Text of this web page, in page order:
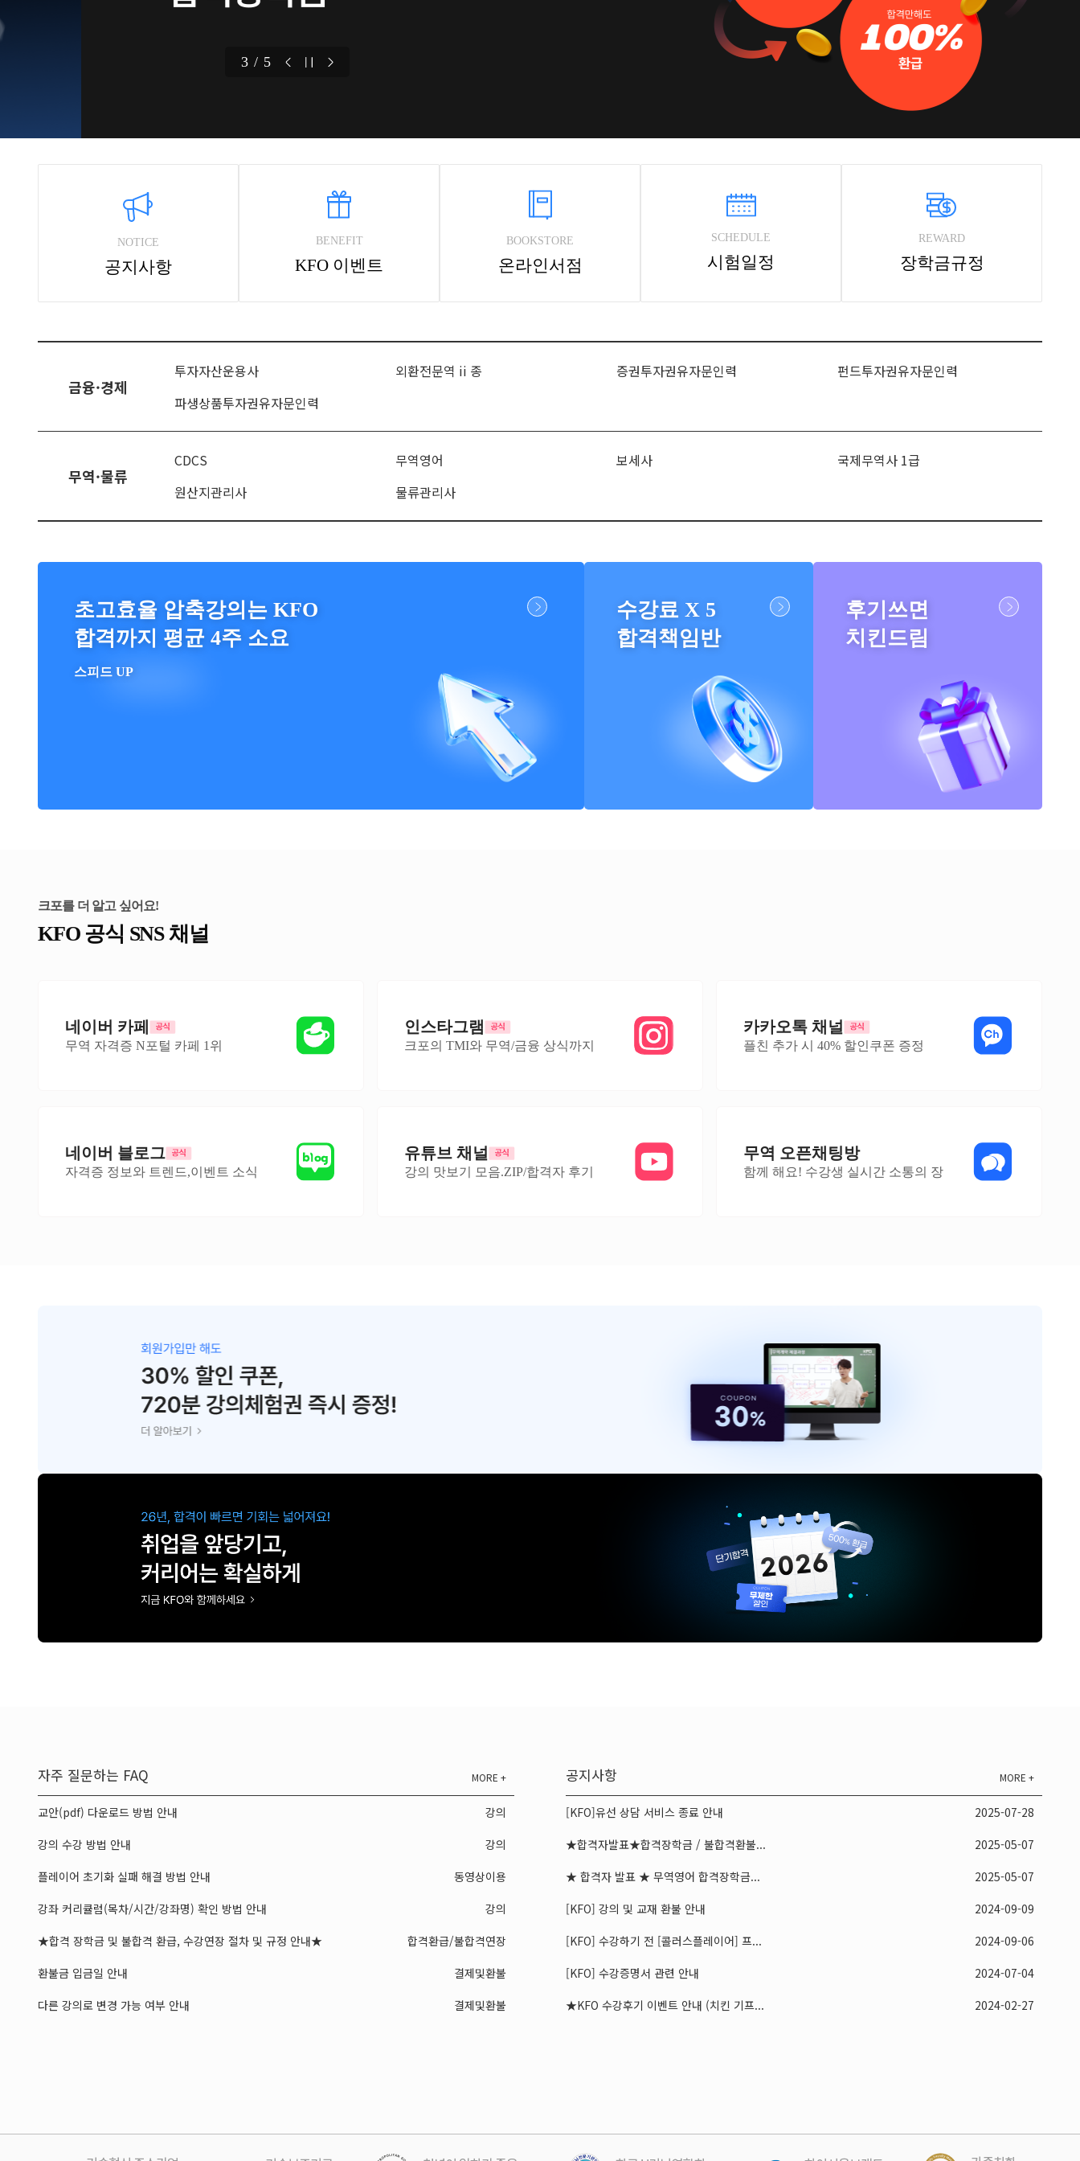
4 / 5
NOTICE
공지사항
BENEFIT
KFO 이벤트
BOOKSTORE
온라인서점
SCHEDULE
시험일정
REWARD
장학금규정
금융·경제
투자자산운용사 외환전문역 ii 종 증권투자권유자문인력
펀드투자권유자문인력
파생상품투자권유자문인력
무역·물류
CDCS 무역영어 보세사
국제무역사 1급
원산지관리사
물류관리사
초고효율 압축강의는 KFO
합격까지 평균 4주 소요
스피드 UP
수강료 X 5
합격책임반
후기쓰면
치킨드림
크포를 더 알고 싶어요!
KFO 공식 SNS 채널
네이버 카페
무역 자격증 N포털 카페 1위
인스타그램
크포의 TMI와 무역/금융 상식까지
카카오톡 채널
플친 추가 시 40% 할인쿠폰 증정
네이버 블로그
자격증 정보와 트렌드,이벤트 소식
유튜브 채널
강의 맛보기 모음.ZIP/합격자 후기
무역 오픈채팅방
함께 해요! 수강생 실시간 소통의 장
자주 질문하는 FAQ MORE +
교안(pdf) 다운로드 방법 안내
강의
강의 수강 방법 안내
강의
플레이어 초기화 실패 해결 방법 안내
동영상이용
강좌 커리큘럼(목차/시간/강좌명) 확인 방법 안내
강의
★합격 장학금 및 불합격 환급, 수강연장 절차 및 규정 안내★
합격환급/불합격연장
환불금 입금일 안내
결제및환불
다른 강의로 변경 가능 여부 안내
결제및환불
공지사항 MORE +
[KFO]유선 상담 서비스 종료 안내
2025-07-28
★합격자발표★합격장학금 / 불합격환불...
2025-05-07
★ 합격자 발표 ★ 무역영어 합격장학금...
2025-05-07
[KFO] 강의 및 교재 환불 안내
2024-09-09
[KFO] 수강하기 전 [콜러스플레이어] 프...
2024-09-06
[KFO] 수강증명서 관련 안내
2024-07-04
★KFO 수강후기 이벤트 안내 (치킨 기프...
2024-02-27